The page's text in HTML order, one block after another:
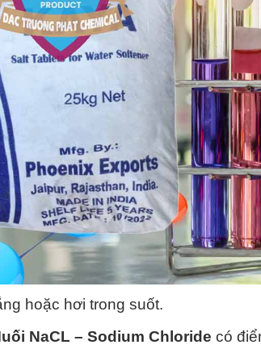
hoặc hơi trong suốt.
NaCL – Sodium Chloride có